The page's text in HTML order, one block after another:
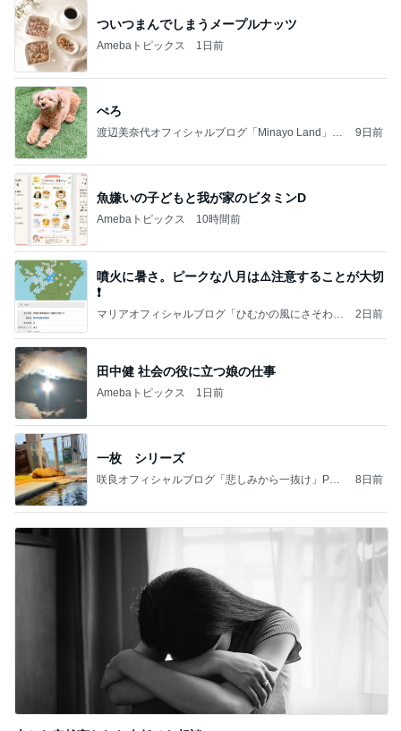
ついつまんでしまうメープルナッツ
Amebaトピックス 1日前
ぺろ
渡辺美奈代オフィシャルブログ「Minayo Land」P
9日前
魚嫌いの子どもと我が家のビタミンD
Amebaトピックス 10時間前
噴火に暑さ。ピークな八月は⚠️注意することが大切
❗️
マリアオフィシャルブログ「ひむかの風にさそわれ
2日前
田中健 社会の役に立つ娘の仕事
Amebaトピックス 1日前
一枚 シリーズ
咲良オフィシャルブログ「悲しみから一抜け」Pow
8日前